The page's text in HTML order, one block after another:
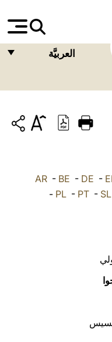
العربيَّة
ITALIANO
DEUTSCH
AR- BE - DE -
- PL- PT- SL